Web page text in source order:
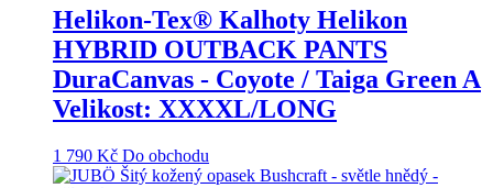
Helikon-Tex® Kalhoty Helikon
HYBRID OUTBACK PANTS
DuraCanvas - Coyote / Taiga Green A
Velikost: XXXXL/LONG
1 790 Kč Do obchodu